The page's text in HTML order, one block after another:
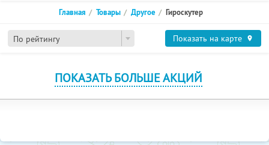
По рейтингу
Главная Товары Другое Гироскутер
Показать на карте
ПОКАЗАТЬ БОЛЬШЕ АКЦИЙ